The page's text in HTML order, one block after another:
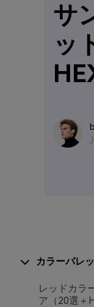
サ
ッ
カラーパレ
レッドカラ
ア（20選＋